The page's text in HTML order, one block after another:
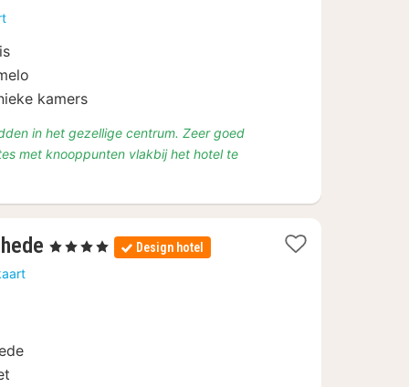
kamers
in het gezellige centrum. Zeer goed
met knooppunten vlakbij het hotel te
2
nachten
, 4 Sterren Design hotel